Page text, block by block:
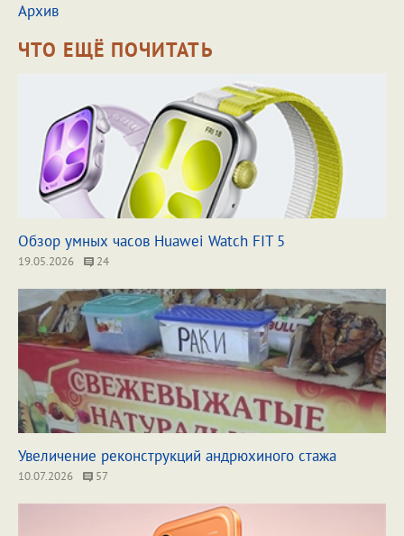
Архив
ЧТО ЕЩЁ ПОЧИТАТЬ
Обзор умных часов Huawei Watch FIT 5
19.05.2026 24
Увеличение реконструкций андрюхиного стажа
10.07.2026 57